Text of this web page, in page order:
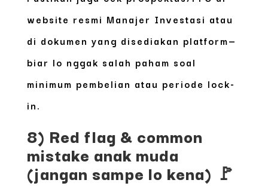
website resmi Manajer Investasi atau
di dokumen yang disediakan platform—
biar lo nggak salah paham soal
minimum pembelian atau periode lock-
in.
8) Red flag & common
mistake anak muda
(jangan sampe lo kena) 🚩